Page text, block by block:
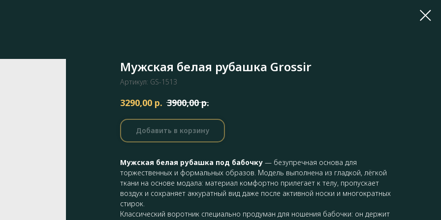
Мужская белая рубашка Grossir
Артикул: GS-1513
3290,00 р. 3900,00 р.
Добавить в корзину
Мужская белая рубашка под бабочку — безупречная основа для
торжественных и формальных образов. Модель выполнена из гладкой, лёгкой
ткани на основе модала: материал комфортно прилегает к телу, пропускает
воздух и сохраняет аккуратный вид даже после активной носки и многократных
стирок.
Классический воротник специально продуман для ношения бабочки: он держит